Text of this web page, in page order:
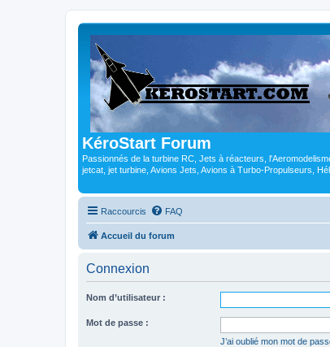
KéroStart Forum
Passionnés de la turbine RC, Jets à réacteurs,
jetcat, jet turbine, Avions Jets, Avions à Turbo-Propulseurs,
Raccourcis FAQ
Accueil du forum
Connexion
Nom d’utilisateur :
Mot de passe :
J’ai oublié mon mot de